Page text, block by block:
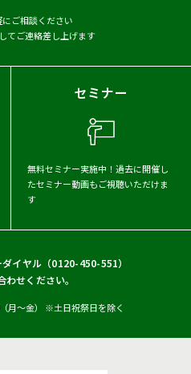
2024年
年
2021年
2018年
ご相談ください
てご連絡差し上げます
セミナー
無料セミナー実施中！ 過去に開催し
たセミナー動画もご視聴いただけま
す
イヤル（0120-450-551）
わせください。
月〜金） ※土日祝祭日を除く